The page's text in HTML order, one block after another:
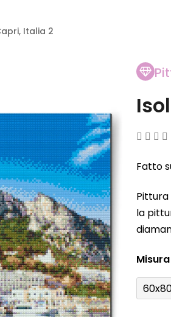
Italia 2
Fatto
la
Misura